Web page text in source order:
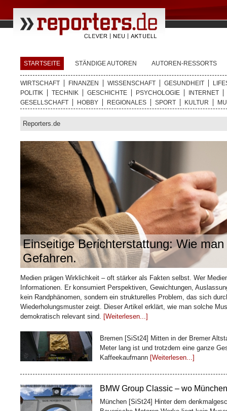
STARTSEITE STÄNDIGE AUTOREN AUTOREN-RESSORTS
WIRTSCHAFT FINANZEN WISSENSCHAFT GESUNDHEIT
POLITIK
TECHNIK GESCHICHTE PSYCHOLOGIE
INTERNET
GESELLSCHAFT
HOBBY REGIONALES SPORT KULTUR
Reporters.de
Einseitige Berichterstattung: Wie
Gefahren.
Medien prägen Wirklichkeit – oft stärker als Fakten selbst. Wer
Informationen. Er konsumiert Perspektiven, Gewichtungen,
kein Randphänomen, sondern ein strukturelles Problem, das sich
Wiederholungsmuster zeigt. Dieser Artikel erklärt, wie man solche
demokratisch relevant sind. [Weiterlesen...]
Wie ein Kaffeehändler Bremen
baute
Bremen [SiSt24] Mitten in der Bremer
Meter lang ist und trotzdem eine ganze
Kaffeekaufmann
BMW Group Classic – wo
München [SiSt24] Hinter dem